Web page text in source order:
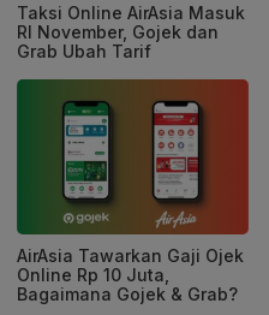
Taksi Online AirAsia Masuk
RI November, Gojek dan
Grab Ubah Tarif
AirAsia Tawarkan Gaji Ojek
Online Rp 10 Juta,
Bagaimana Gojek & Grab?